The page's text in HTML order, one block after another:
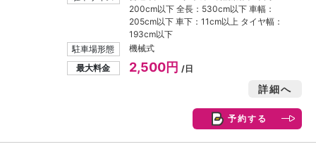
200cm以下 全長：530cm以下 車幅：
205cm以下 車下：11cm以上 タイヤ幅：
193cm以下
駐車場形態
機械式
最大料金
2,500円 /日
詳細へ
予約する